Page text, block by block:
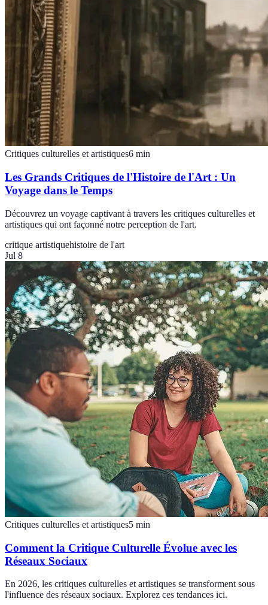
Critiques culturelles et artistiques6 min
Les Grands Critiques de l'Histoire de l'Art : Un
Voyage dans le Temps
Découvrez un voyage captivant à travers les critiques culturelles et
artistiques qui ont façonné notre perception de l'art.
critique artistiquehistoire de l'art
Jul 8
Critiques culturelles et artistiques5 min
Comment la Critique Culturelle Évolue avec les
Réseaux Sociaux
En 2026, les critiques culturelles et artistiques se transforment sous
l'influence des réseaux sociaux. Explorez ces tendances ici.